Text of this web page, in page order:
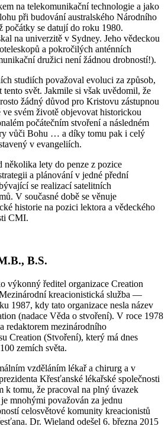
na telekomunikační technologie a jako
při budování australského Národního
počátky se datují do roku 1980.
na univerzitě v Sydney. Jeho vědeckou
a pokročilých anténních
družici není žádnou drobností!).
studiích považoval evoluci za způsob,
svět. Jakmile si však uvědomil, že
žádný důvod pro Kristovu zástupnou
ve svém životě objevovat historickou
počátečním stvoření a následném
vůči Bohu … a díky tomu pak i celý
v evangeliích.
několika lety do penze z pozice
a plánování v jedné přední
se realizací satelitních
V současné době se věnuje
historie na pozici lektora a vědeckého
CMI.
B.S.
výkonný ředitel organizace Creation
kreacionistická služba —
1987, kdy tato organizace nesla název
(nadace Věda o stvoření). V roce 1978
redaktorem mezinárodního
Creation (Stvoření), který má dnes
zemích světa.
vzděláním lékař a chirurg a v
Křesťanské lékařské společnosti
k tomu, že pracoval na plný úvazek
mnohými považován za jednu
celosvětové komunity kreacionistů
Dr. Wieland odešel 6. března 2015